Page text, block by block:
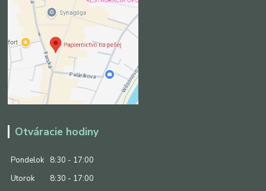
Otváracie hodiny
Pondelok
8:30 - 17:00
Utorok
8:30 - 17:00